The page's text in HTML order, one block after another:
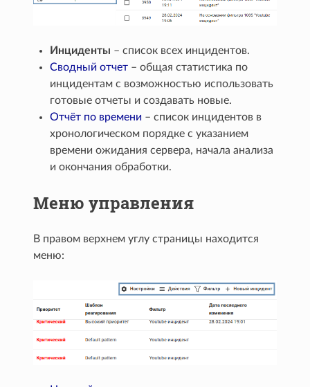
Инциденты – список всех инцидентов.
Сводный отчет – общая статистика по
инцидентам с возможностью использовать
готовые отчеты и создавать новые.
Отчёт по времени – список инцидентов в
хронологическом порядке с указанием
времени ожидания сервера, начала анализа
и окончания обработки.
Меню управления
В правом верхнем углу страницы находится
меню: